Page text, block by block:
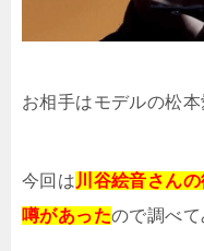
お相手はモデルの松本
今回は 川谷絵音さん
噂があったので調べて